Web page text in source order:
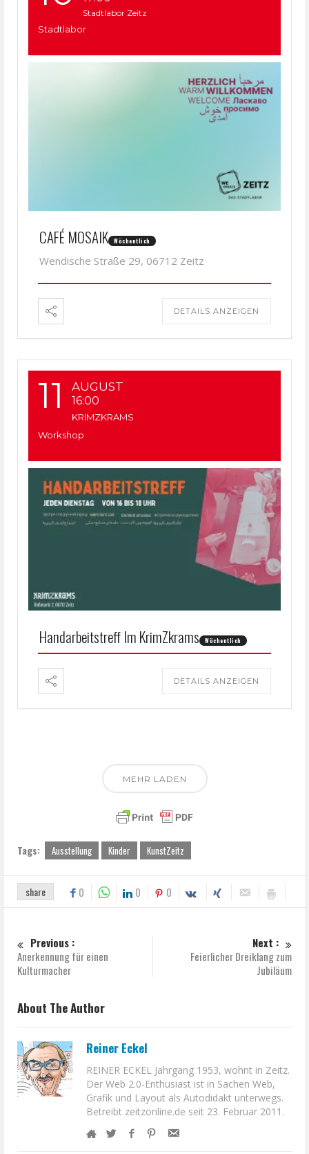
Stadtlabor Zeitz
Stadtlabor
CAFÉ MOSAIK Wöchentlich
Wendische Straße 29, 06712 Zeitz
DETAILS ANZEIGEN
11 AUGUST
16:00
KRIMZKRAMS
Workshop
Handarbeitstreff Im KrimZkrams Wöchentlich
DETAILS ANZEIGEN
MEHR LADEN
Tags: Ausstellung Kinder KunstZeitz
share 0 0 0
Previous :
Anerkennung für einen
Kulturmacher
Next :
Feierlicher Dreiklang zum
Jubiläum
About The Author
Reiner Eckel
REINER ECKEL Jahrgang 1953, wohnt in Zeitz.
Der Web 2.0-Enthusiast ist in Sachen Web,
Grafik und Layout als Autodidakt unterwegs.
Betreibt zeitzonline.de seit 23. Februar 2011.